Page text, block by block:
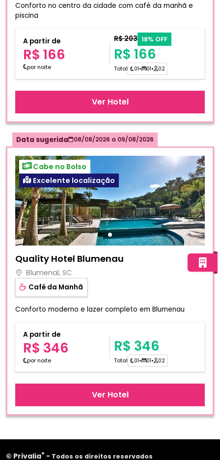
Conforto no centro da cidade com café da manhã e
piscina
A partir de
R$ 166
por noite
R$ 203 18% OFF
R$ 166
Total 01• 01• 02
Ver Hotel
Data sugerida 08/08/2026 a 09/08/2026
Cabe no Bolso
Excelente localização
Quality Hotel Blumenau
Blumenal, SC
Café da Manhã
Conforto moderno e lazer completo em Blumenau
A partir de
R$ 346
por noite
R$ 346
Total 01• 01• 02
Ver Hotel
© Privalia® - Todos os direitos reservados